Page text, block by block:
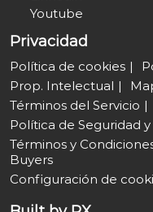
Youtube
Privacidad
Política de cookies
Prop. Intelectual
Términos del Servicio
Política de Seguridad
Términos y
Buyers
Configuración de